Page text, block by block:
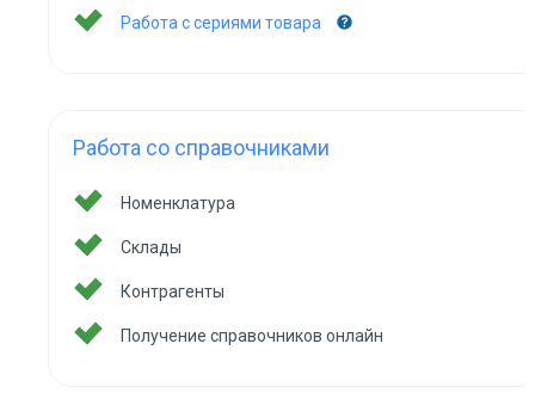
Работа с сериями товара
Работа со справочниками
Номенклатура
Склады
Контрагенты
Получение справочников онлайн